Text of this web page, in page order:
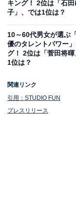
1位：神木隆之介
キング！ 2位は「石田
子」、では1位は？
10～60代男女が選ぶ
優のタレントパワー
グ！ 2位は「菅田将
1位は？
関連リンク
引用：STUDIO FUN
プレスリリース